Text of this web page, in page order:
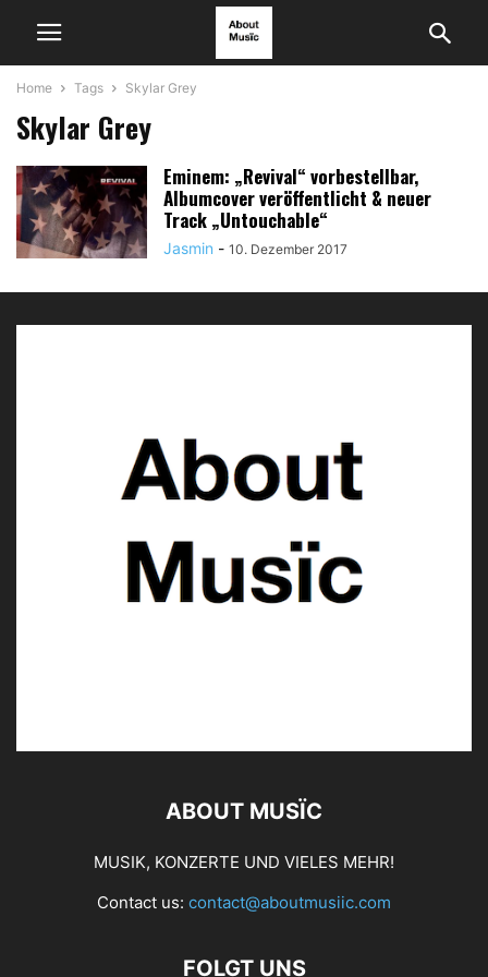
Home Tags Skylar Grey
Skylar Grey
Eminem: „Revival“ vorbestellbar,
Albumcover veröffentlicht & neuer
Track „Untouchable“
Jasmin - 10. Dezember 2017
ABOUT MUSÏC
MUSIK, KONZERTE UND VIELES MEHR!
Contact us: contact@aboutmusiic.com
FOLGT UNS